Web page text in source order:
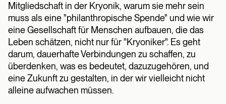
Mitgliedschaft in der Kryonik, warum sie mehr sein
muss als eine "philanthropische Spende" und wie wir
eine Gesellschaft für Menschen aufbauen, die das
Leben schätzen, nicht nur für "Kryoniker". Es geht
darum, dauerhafte Verbindungen zu schaffen, zu
überdenken, was es bedeutet, dazuzugehören, und
eine Zukunft zu gestalten, in der wir vielleicht nicht
alleine aufwachen müssen.